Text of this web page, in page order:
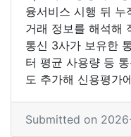
융서비스 시행 뒤 누
거래 정보를 해석해
통신 3사가 보유한
터 평균 사용량 등
도 추가해 신용평가
Submitted on